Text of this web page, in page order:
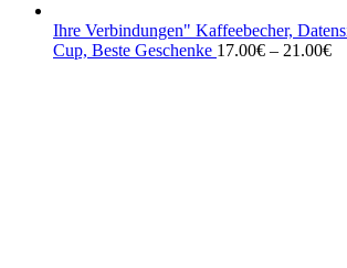
Ihre Verbindungen" Kaffeebecher,
Cup, Beste Geschenke 17.00€ – 21.00€